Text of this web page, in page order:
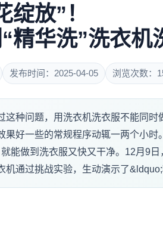
绽放”！
精华洗”洗衣机
发布时间：2025-04-05 浏览次数：
这种问题，用洗衣机洗衣服不能同
果好一些的常规程序动辄一两个小
能做到洗衣服又快又干净。12月9
机通过挑战实验，生动演示了